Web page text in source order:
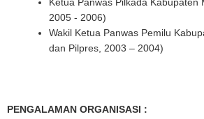
2005 - 2006)
Wakil Ketua Panwas Pemilu
dan Pilpres, 2003 – 2004)
PENGALAMAN ORGANISASI :